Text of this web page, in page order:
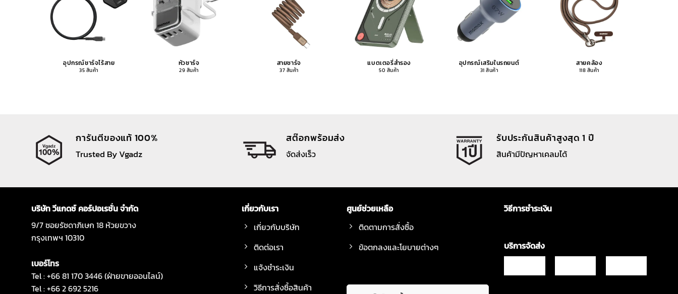
อุปกรณ์ชาร์จไร้สาย
35 สินค้า
หัวชาร์จ
29 สินค้า
สายชาร์จ
37 สินค้า
แบตเตอรี่สำรอง
50 สินค้า
อุปกรณ์เสริมในรถยนต์
31 สินค้า
สายคล้อง
118 สินค้า
การันตีของแท้ 100%
Trusted By Vgadz
สต๊อกพร้อมส่ง
จัดส่งเร็ว
รับประกันสินค้าสูงสุด 1 ปี
สินค้ามีปัญหาเคลมได้
บริษัท วีแกดซ์ คอร์ปอเรชั่น จำกัด
9/7 ซอยรัชดาภิเษก 18 ห้วยขวาง
กรุงเทพฯ 10310
เบอร์โทร
Tel : +66 81 170 3446 (ฝ่ายขายออนไลน์)
Tel : +66 2 692 5216
เกี่ยวกับเรา
เกี่ยวกับบริษัท
ติดต่อเรา
แจ้งชำระเงิน
วิธีการสั่งซื้อสินค้า
ศูนย์ช่วยเหลือ
ติดตามการสั่งซื้อ
ข้อตกลงและโยบายต่างๆ
วิธีการชำระเงิน
บริการจัดส่ง